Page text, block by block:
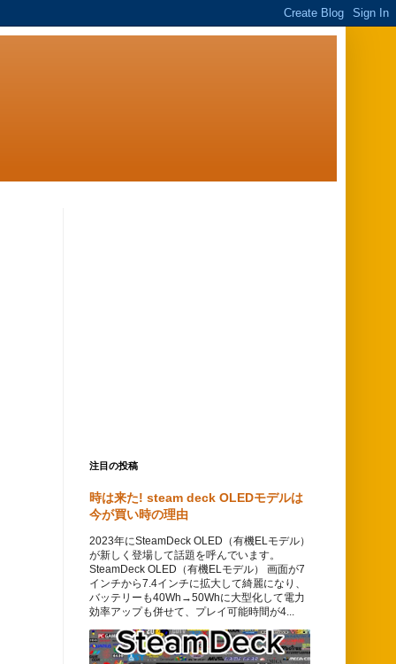
注目の投稿
時は来た! steam deck OLEDモデルは
今が買い時の理由
2023年にSteamDeck OLED（有機ELモデル）
が新しく登場して話題を呼んでいます。
SteamDeck OLED（有機ELモデル） 画面が7
インチから7.4インチに拡大して綺麗になり、
バッテリーも40Wh→50Whに大型化して電力
効率アップも併せて、プレイ可能時間が4...